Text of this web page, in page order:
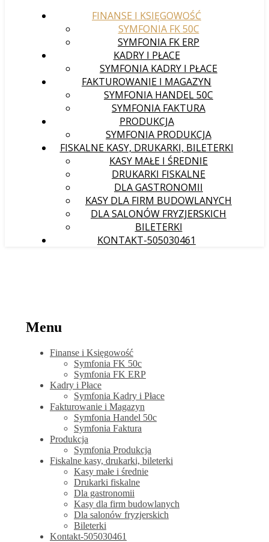
FINANSE I KSIĘGOWOŚĆ
SYMFONIA FK 50C
SYMFONIA FK ERP
KADRY I PŁACE
SYMFONIA KADRY I PŁACE
FAKTUROWANIE I MAGAZYN
SYMFONIA HANDEL 50C
SYMFONIA FAKTURA
PRODUKCJA
SYMFONIA PRODUKCJA
FISKALNE KASY, DRUKARKI, BILETERKI
KASY MAŁE I ŚREDNIE
DRUKARKI FISKALNE
DLA GASTRONOMII
KASY DLA FIRM BUDOWLANYCH
DLA SALONÓW FRYZJERSKICH
BILETERKI
KONTAKT-505030461
Menu
Finanse i Księgowość
Symfonia FK 50c
Symfonia FK ERP
Kadry i Płace
Symfonia Kadry i Płace
Fakturowanie i Magazyn
Symfonia Handel 50c
Symfonia Faktura
Produkcja
Symfonia Produkcja
Fiskalne kasy, drukarki, bileterki
Kasy małe i średnie
Drukarki fiskalne
Dla gastronomii
Kasy dla firm budowlanych
Dla salonów fryzjerskich
Bileterki
Kontakt-505030461